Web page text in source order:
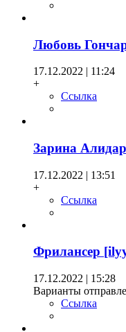
Любовь
17.12.2022 | 11:24
+
Ссылка
Зарина
17.12.2022 | 13:51
+
Ссылка
Фрилансер
17.12.2022 | 15:28
Варианты
Ссылка